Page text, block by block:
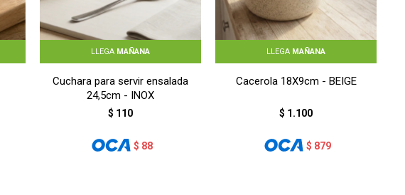
LLEGA MAÑANA
Cuchara para servir ensalada
24,5cm - INOX
$ 110
$ 88
LLEGA MAÑANA
Cacerola 18X9cm - BEIGE
$ 1.100
$ 879